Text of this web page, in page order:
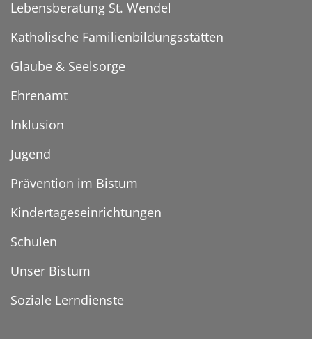
Lebensberatung St. Wendel
Katholische Familienbildungsstätten
Glaube & Seelsorge
Ehrenamt
Inklusion
Jugend
Prävention im Bistum
Kindertageseinrichtungen
Schulen
Unser Bistum
Soziale Lerndienste